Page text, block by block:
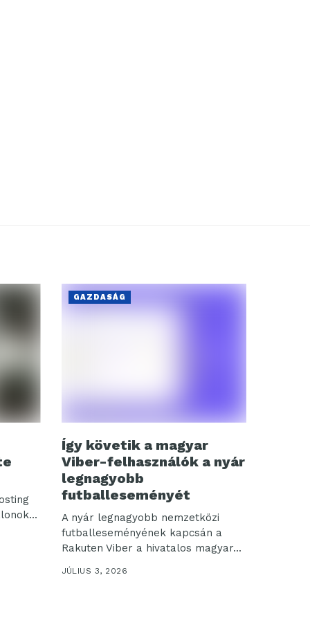
GAZDASÁG
Így követik a magyar
Viber-felhasználók a nyár
legnagyobb
futballeseményét
A nyár legnagyobb nemzetközi
futballeseményének kapcsán a
Rakuten Viber a hivatalos magyar...
JÚLIUS 3, 2026